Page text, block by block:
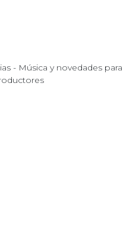
- Música y novedades para